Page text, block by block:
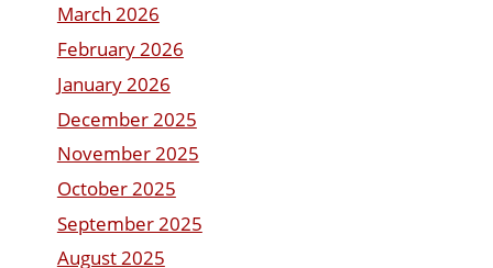
March 2026
February 2026
January 2026
December 2025
November 2025
October 2025
September 2025
August 2025